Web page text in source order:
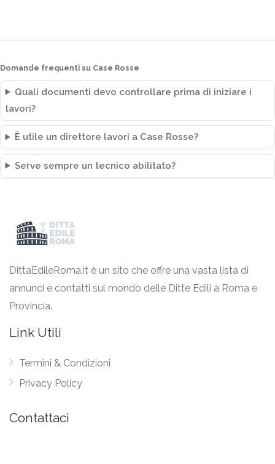
Domande frequenti su Case Rosse
Quali documenti devo controllare prima di iniziare i
lavori?
È utile un direttore lavori a Case Rosse?
Serve sempre un tecnico abilitato?
DittaEdileRoma.it è un sito che offre una vasta lista di
annunci e contatti sul mondo delle Ditte Edili a Roma e
Provincia.
Link Utili
Termini & Condizioni
Privacy Policy
Contattaci